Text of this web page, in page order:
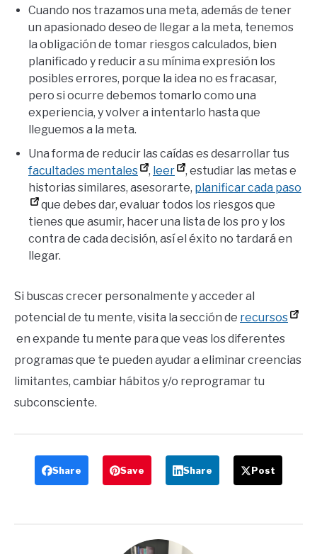
Cuando nos trazamos una meta, además de tener
un apasionado deseo de llegar a la meta, tenemos
la obligación de tomar riesgos calculados, bien
planificado y reducir a su mínima expresión los
posibles errores, porque la idea no es fracasar,
pero si ocurre debemos tomarlo como una
experiencia, y volver a intentarlo hasta que
lleguemos a la meta.
Una forma de reducir las caídas es desarrollar tus
facultades mentales
, leer
, estudiar las metas e
historias similares, asesorarte, planificar cada paso
que debes dar, evaluar todos los riesgos que
tienes que asumir, hacer una lista de los pro y los
contra de cada decisión, así el éxito no tardará en
llegar.
Si buscas crecer personalmente y acceder al
potencial de tu mente, visita la sección de recursos
en expande tu mente para que veas los diferentes
programas que te pueden ayudar a eliminar creencias
limitantes, cambiar hábitos y/o reprogramar tu
subconsciente.
Share Save Share Post